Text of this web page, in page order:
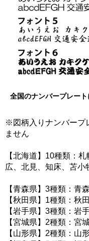
全国のナンバープレー
※図柄入りナンバープ
ません
【北海道】10種類：
広、北見、知床、苫小
【青森県】3種類：青
【秋田県】1種類：秋田
【岩手県】3種類：岩
【宮城県】2種類：宮
【山形県】2種類：山